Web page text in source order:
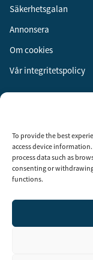
To provide the best
access device
process data such as
consenting or
functions.
Säkerhetsgalan
Annonsera
Om cookies
Vår integritetspolicy
Instagram
LinkedIn
Säkerhet år 2003 för